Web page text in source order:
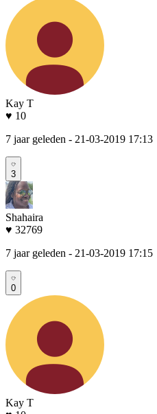
Kay T
♥ 10
7 jaar geleden - 21-03-2019 17:13
3
Shahaira
♥ 32769
7 jaar geleden - 21-03-2019 17:15
0
Kay T